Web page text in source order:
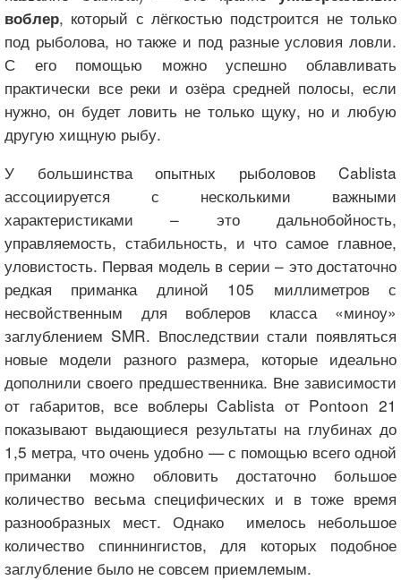
воблер, который с лёгкостью подстроится не только
под рыболова, но также и под разные условия ловли.
С его помощью можно успешно облавливать
практически все реки и озёра средней полосы, если
нужно, он будет ловить не только щуку, но и любую
другую хищную рыбу.
У большинства опытных рыболовов Cablista
ассоциируется с несколькими важными
характеристиками – это дальнобойность,
управляемость, стабильность, и что самое главное,
уловистость. Первая модель в серии – это достаточно
редкая приманка длиной 105 миллиметров с
несвойственным для воблеров класса «миноу»
заглублением SMR. Впоследствии стали появляться
новые модели разного размера, которые идеально
дополнили своего предшественника. Вне зависимости
от габаритов, все воблеры Cablista от Pontoon 21
показывают выдающиеся результаты на глубинах до
1,5 метра, что очень удобно — с помощью всего одной
приманки можно обловить достаточно большое
количество весьма специфических и в тоже время
разнообразных мест. Однако имелось небольшое
количество спиннингистов, для которых подобное
заглубление было не совсем приемлемым.